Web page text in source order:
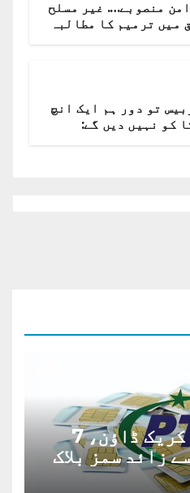
امن منصوبے…. غیر مسلح
میں ترمیم کا مطالبہ
تو دور ہم ایک انچ
کو نہیں دیں گے:
پی ٹی اے کا بڑا کریک ڈاؤن، 7